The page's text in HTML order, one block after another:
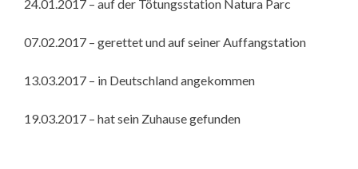
24.01.2017 – auf der Tötungsstation Natura Parc
07.02.2017 – gerettet und auf seiner Auffangstation
13.03.2017 – in Deutschland angekommen
19.03.2017 – hat sein Zuhause gefunden